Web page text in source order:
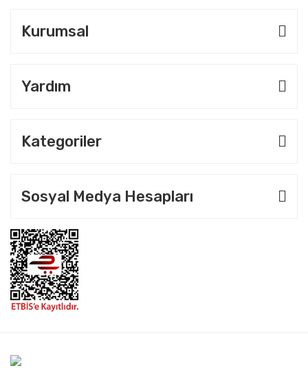
Kurumsal
Yardım
Kategoriler
Sosyal Medya Hesapları